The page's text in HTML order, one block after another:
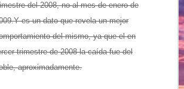
del 2008, no al mes de enero de
es un dato que revela un mejor
del mismo, ya que el en
trimestre de 2008 la caída fue del
aproximadamente.